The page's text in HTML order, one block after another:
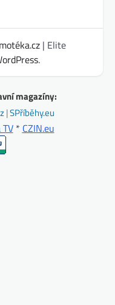
| Elite
.
magazíny:
|SPříběhy.eu
* CZIN.eu